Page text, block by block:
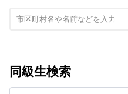
同級生検索